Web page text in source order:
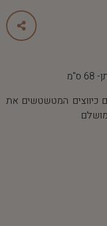
כיווצים המטשטשים את